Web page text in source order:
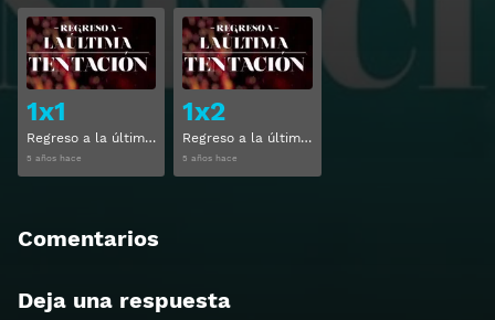
1x1
Regreso a la última tentación Temporada 1 Capitulo 1
5 años hace
Ver
1x2
Regreso a la última tentación Temporada 1 Capitulo 2
5 años hace
Comentarios
Deja una respuesta